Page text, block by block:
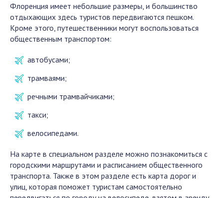
Флоренция имеет небольшие размеры, и большинство
отдыхающих здесь туристов передвигаются пешком.
Кроме этого, путешественники могут воспользоваться
общественным транспортом:
автобусами;
трамваями;
речными трамвайчиками;
такси;
велосипедами.
На карте в специальном разделе можно познакомиться с
городскими маршрутами и расписанием общественного
транспорта. Также в этом разделе есть карта дорог и
улиц, которая поможет туристам самостоятельно